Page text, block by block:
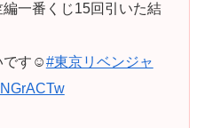
一番くじ15回引いた結
です☺️#東京リベンジャ